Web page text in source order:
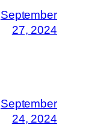
September
27, 2024
September
24, 2024